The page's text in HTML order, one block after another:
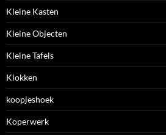
Kleine Kasten
Kleine Objecten
Kleine Tafels
Klokken
koopjeshoek
Koperwerk